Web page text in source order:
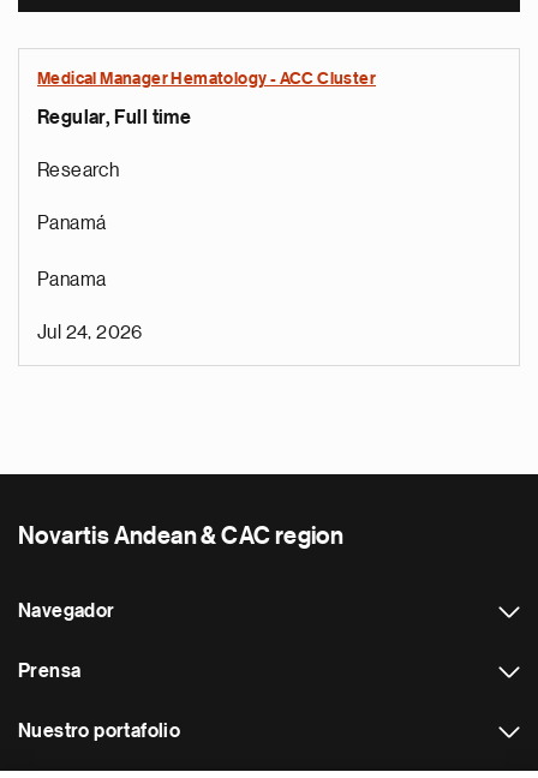
Medical Manager Hematology - ACC Cluster
Regular, Full time
Research
Panamá
Panama
Jul 24, 2026
Novartis Andean & CAC region
Navegador
Prensa
Nuestro portafolio